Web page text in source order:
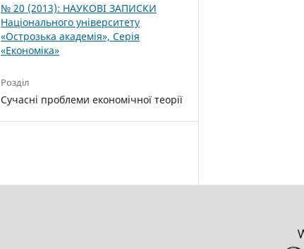
№ 20 (2013): НАУКОВІ ЗАПИСКИ
Національного університету
«Острозька акаде­мія», Серія
«Економіка»
Розділ
Cучасні проблеми економічної теорії